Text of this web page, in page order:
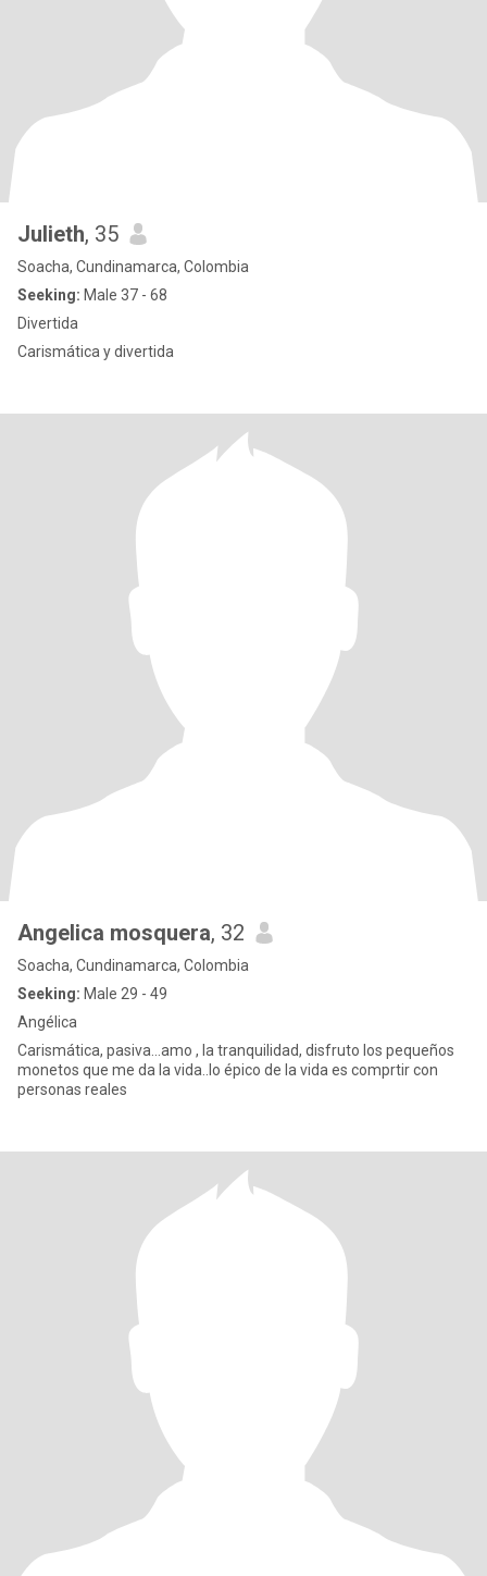
Julieth, 35
Soacha, Cundinamarca, Colombia
Seeking: Male 37 - 68
Divertida
Carismática y divertida
Angelica mosquera, 32
Soacha, Cundinamarca, Colombia
Seeking: Male 29 - 49
Angélica
Carismática, pasiva...amo , la tranquilidad, disfruto los pequeños
monetos que me da la vida..lo épico de la vida es comprtir con
personas reales